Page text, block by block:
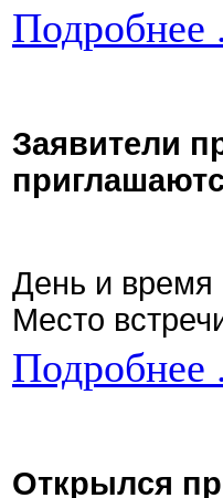
Подробнее
Заявители
День и время
Место
Подробнее
Открылся